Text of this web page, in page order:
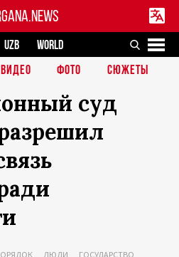
UZB
WORLD
ВИДЕО ФОТО СЮЖЕТЫ
суд
ЛЮДИ ГОСУДАРСТВО